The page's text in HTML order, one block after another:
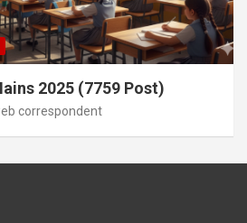
2025 (7759 Post)
correspondent